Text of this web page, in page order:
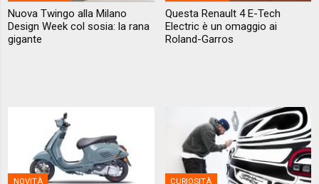
Nuova Twingo alla Milano
Design Week col sosia: la rana
gigante
Questa Renault 4 E-Tech
Electric è un omaggio ai
Roland-Garros
NOVITÀ CURIOSITÀ